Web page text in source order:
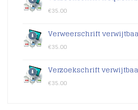
€35.00
Verweerschrift
€35.00
Verzoekschrift
€35.00